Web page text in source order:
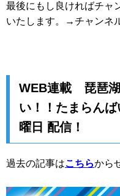
最後にもし良ければチャ
いたします。→チャンネ
WEB連載 琵琶湖
い！！たまらん
曜日 配信！
過去の記事はこちらから